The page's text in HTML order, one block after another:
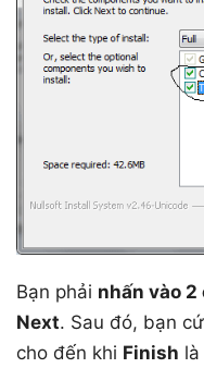
Bạn phải nhấn vào
Next. Sau đó, bạn
cho đến khi Finish